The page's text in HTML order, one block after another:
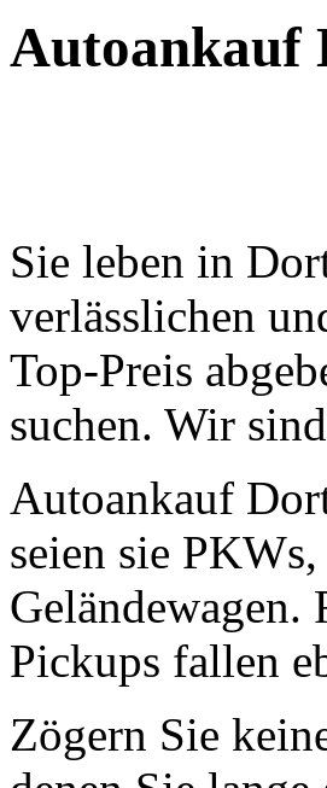
Autoankauf
Sie leben in
verlässlichen
Top-Preis
suchen. Wir
Autoankauf
seien sie
Geländewagen.
Pickups fallen
Zögern Sie